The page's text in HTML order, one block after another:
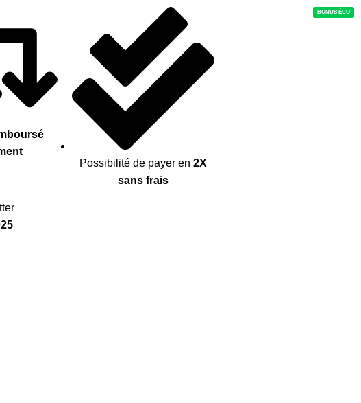
Possibilité de payer en 2X
sans frais
BONUS ÉCO
BONUS ÉCO
BONUS ÉCO
BONUS ÉCO
BONUS ÉCO
BONUS ÉCO
BONUS ÉCO
BONUS ÉCO